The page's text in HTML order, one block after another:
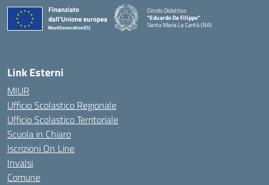
Circolo Didattico
"Eduardo De Filippo"
Santa Maria La Carità (NA)
Link Esterni
MIUR
Ufficio Scolastico Regionale
Ufficio Scolastico Territoriale
Scuola in Chiaro
Iscrizioni On Line
Invalsi
Comune